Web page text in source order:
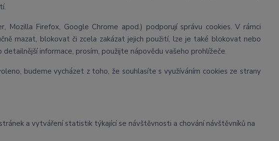
Mozilla Firefox, Google Chrome apod.) podporují správu cookies. V rámci
mazat, blokovat či zcela zakázat jejich použití, lze je také blokovat nebo
informace, prosím, použijte nápovědu vašeho prohlížeče.
budeme vycházet z toho, že souhlasíte s využíváním cookies ze strany
a vytváření statistik týkající se návštěvnosti a chování návštěvníků na